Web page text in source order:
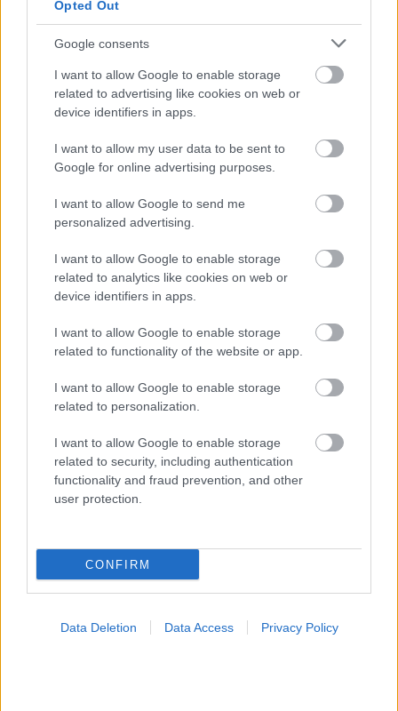
Opted Out
Google consents
I want to allow Google to enable storage
related to advertising like cookies on web or
device identifiers in apps.
I want to allow my user data to be sent to
Google for online advertising purposes.
I want to allow Google to send me
personalized advertising.
I want to allow Google to enable storage
related to analytics like cookies on web or
device identifiers in apps.
I want to allow Google to enable storage
related to functionality of the website or app.
I want to allow Google to enable storage
related to personalization.
I want to allow Google to enable storage
related to security, including authentication
functionality and fraud prevention, and other
user protection.
CONFIRM
Data Deletion Data Access Privacy Policy
Ρομποτική χειρουργική,
βλαστοκύτταρα,
Βλαστοκύτταρα και
αναγεννητική Ιατρική
και...γήρατος
Αυξάνονται οι δότες
βλαστοκυττάρων στην
Αυστρία
Πώς το γήρας
μεταβάλλει το
κυκλοφορικό σύστημα
με βλαστοκύτταρα για
νοσήματα